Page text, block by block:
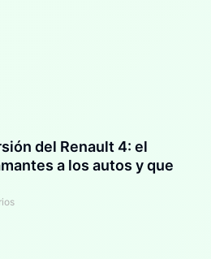
del Renault 4: el
a los autos y que